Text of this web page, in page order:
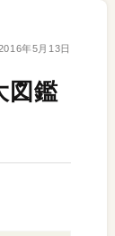
年5月13日
図鑑